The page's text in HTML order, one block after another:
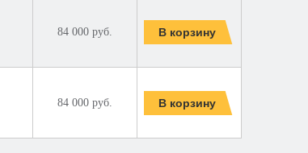
84 000 руб.
84 000 руб.